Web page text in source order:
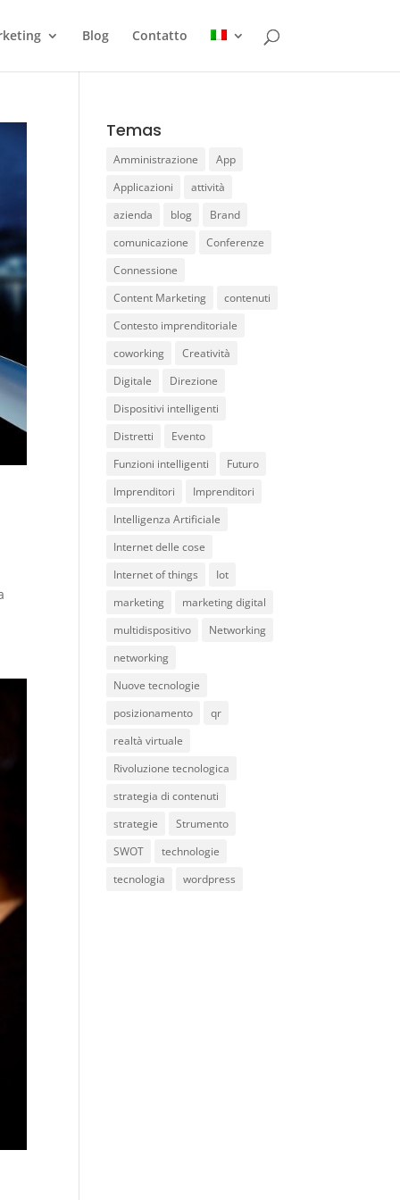
Blog Contatto
Temas
Amministrazione
App
Applicazioni
attività
azienda
blog
Brand
comunicazione
Conferenze
Connessione
Content Marketing
contenuti
Contesto imprenditoriale
coworking
Creatività
Digitale
Direzione
Dispositivi intelligenti
Distretti
Evento
Funzioni intelligenti
Futuro
Imprenditori
Imprenditori
Intelligenza Artificiale
Internet delle cose
Internet of things
Iot
marketing
marketing digital
multidispositivo
Networking
networking
Nuove tecnologie
posizionamento
qr
realtà virtuale
Rivoluzione tecnologica
strategia di contenuti
strategie
Strumento
SWOT
technologie
tecnologia
wordpress